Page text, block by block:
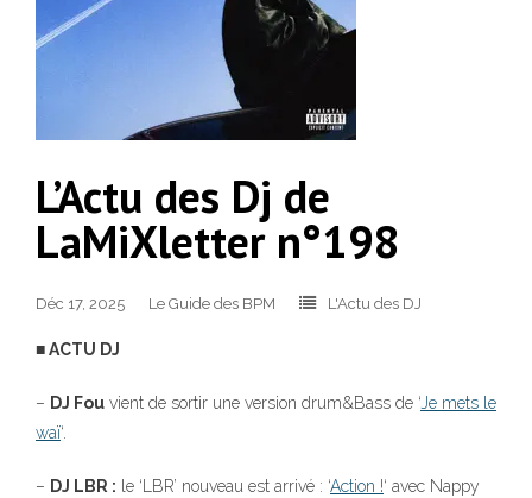
L’Actu des Dj de
LaMiXletter n°198
Déc 17, 2025 Le Guide des BPM L'Actu des DJ
■ ACTU DJ
– DJ Fou vient de sortir une version drum&Bass de ‘ Je mets le
waï‘.
– DJ LBR : le ‘LBR’ nouveau est arrivé : ‘Action !‘ avec Nappy